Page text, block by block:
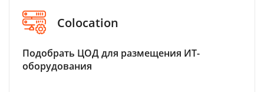
Colocation
Подобрать ЦОД для размещения ИТ-
оборудования